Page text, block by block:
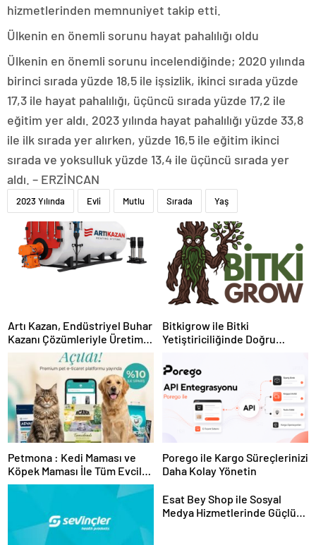
hizmetlerinden memnuniyet takip etti.
Ülkenin en önemli sorunu hayat pahalılığı oldu
Ülkenin en önemli sorunu incelendiğinde; 2020 yılında
birinci sırada yüzde 18,5 ile işsizlik, ikinci sırada yüzde
17,3 ile hayat pahalılığı, üçüncü sırada yüzde 17,2 ile
eğitim yer aldı. 2023 yılında hayat pahalılığı yüzde 33,8
ile ilk sırada yer alırken, yüzde 16,5 ile eğitim ikinci
sırada ve yoksulluk yüzde 13,4 ile üçüncü sırada yer
aldı. – ERZİNCAN
2023 Yılında Evli Mutlu Sırada Yaş
Artı Kazan, Endüstriyel Buhar
Kazanı Çözümleriyle Üretim
Tesislerine Verimli Sistemler
Sunuyor
Bitkigrow ile Bitki
Yetiştiriciliğinde Doğru
Petmona : Kedi Maması ve
Köpek Maması İle Tüm Evcil
Hayvan Ürünleri
Porego ile Kargo Süreçlerinizi
Daha Kolay Yönetin
Esat Bey Shop ile Sosyal
Medya Hizmetlerinde Güçlü